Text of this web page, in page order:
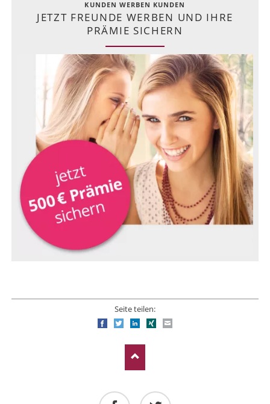
KUNDEN WERBEN KUNDEN
JETZT FREUNDE WERBEN UND IHRE
PRÄMIE SICHERN
Seite teilen:
FacebookTwitterLinkedIn
Xing